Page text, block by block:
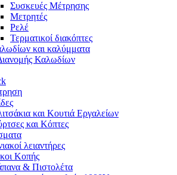
Συσκευές Μέτρησης
Μετρητές
Ρελέ
Τερματικοί διακόπτες
και καλύμματα
Καλωδίων
και Κουτιά Εργαλείων
και Κόπτες
λειαντήρες
Κοπής
& Πιστολέτα